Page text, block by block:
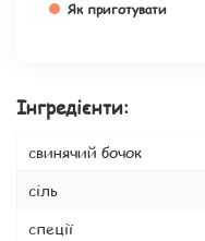
Як приготувати
Інгредієнти:
свинячий бочок
сіль
спеції